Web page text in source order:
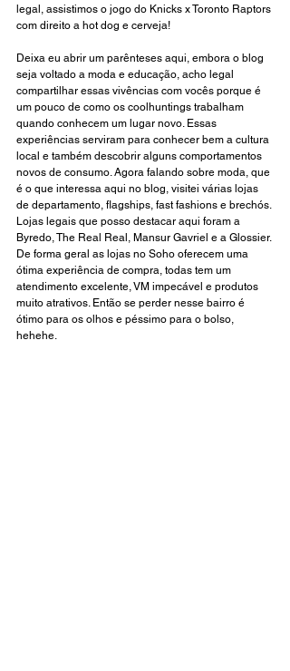
legal, assistimos o jogo do Knicks x Toronto Raptors
com direito a hot dog e cerveja!
Deixa eu abrir um parênteses aqui, embora o blog
seja voltado a moda e educação, acho legal
compartilhar essas vivências com vocês porque é
um pouco de como os coolhuntings trabalham
quando conhecem um lugar novo. Essas
experiências serviram para conhecer bem a cultura
local e também descobrir alguns comportamentos
novos de consumo. Agora falando sobre moda, que
é o que interessa aqui no blog, visitei várias lojas
de departamento, flagships, fast fashions e brechós.
Lojas legais que posso destacar aqui foram a
Byredo, The Real Real, Mansur Gavriel e a Glossier.
De forma geral as lojas no Soho oferecem uma
ótima experiência de compra, todas tem um
atendimento excelente, VM impecável e produtos
muito atrativos. Então se perder nesse bairro é
ótimo para os olhos e péssimo para o bolso,
hehehe.